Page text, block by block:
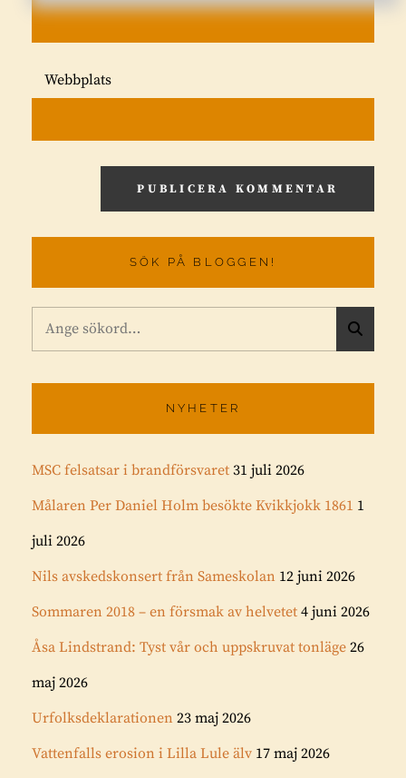
Webbplats
SÖK PÅ BLOGGEN!
efter:
NYHETER
MSC felsatsar i brandförsvaret 31 juli 2026
Målaren Per Daniel Holm besökte Kvikkjokk 1861 1
juli 2026
Nils avskedskonsert från Sameskolan 12 juni 2026
Sommaren 2018 – en försmak av helvetet 4 juni 2026
Åsa Lindstrand: Tyst vår och uppskruvat tonläge 26
maj 2026
Urfolksdeklarationen 23 maj 2026
Vattenfalls erosion i Lilla Lule älv 17 maj 2026